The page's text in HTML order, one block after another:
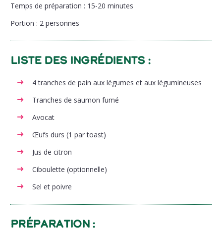
Temps de préparation : 15-20 minutes
Portion : 2 personnes
Liste des ingrédients :
4 tranches de pain aux légumes et aux légumineuses
Tranches de saumon fumé
Avocat
Œufs durs (1 par toast)
Jus de citron
Ciboulette (optionnelle)
Sel et poivre
Préparation :